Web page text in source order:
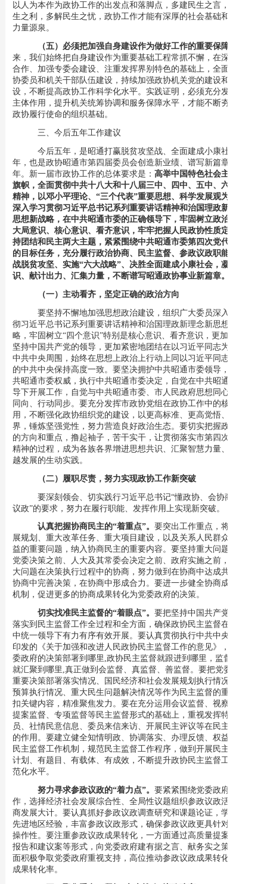
以人为本作为政协工作的出发点和落脚点，多建民生之言，多谋民
生之利，多解民生之忧，政协工作才能有深厚的社会基础和不竭的
力量源泉。
（五）必须把加强自身建设作为做好工作的重要保障。
来，我们始终把自身建设作为重要基础工程常抓不懈，在深化党派
合作、加强专委会建设、注重发挥界别特色的基础上，全面加强政
协委员和机关干部队伍建设，持续加强政协机关党的建设和作风建
设，不断提高政协工作科学化水平。实践证明，必须充分发挥委员
主体作用，提升机关统筹协调和服务保障水平，才能不断夯实人民
政协履行使命的组织基础。
三、今后五年工作建议
今后五年，是昭通打赢脱贫攻坚战、全面建成小康社会的五
年，也是政协昭通市第四届委员会创造新业绩、谱写新篇章的五
年。新一届市政协工作的总体要求是： 高举中国特色社会主义伟大
旗帜，全面贯彻中共十八大和十八届三中、四中、五中、六中全会
精神，以邓小平理论、 “三个代表”重要思想、科学发展观为指导，
深入学习贯彻习近平总书记系列重要讲话精神和治国理政新理念新
思想新战略，在中共昭通市委的正确领导下，牢固树立政治意识、
大局意识、核心意识、看齐意识，牢牢把握人民政协性质定位，坚
持团结和民主两大主题，紧紧围绕中共昭通市委第四次党代会确定
的目标任务，充分履行政治协商、民主监督、参政议政职能，为决
战脱贫攻坚、实施“六大战略”、决胜全面建成小康社会，凝聚共
识、献计出力、汇集力量，不断谱写昭通政协事业新篇章。
（一）主动看齐，坚定正确的政治方向
要坚持不懈地加强思想政治建设，组织广大委员深入学习贯
彻习近平总书记系列重要讲话精神和治国理政新理念新思想新战
略， 牢固树立“四个意识”特别是核心意识、看齐意识，更加自觉地
坚持中国共产党的领导，更加紧密地团结在以习近平同志为核心的
中共中央周围， 始终在思想上政治上行动上同以习近平同志为核心
的中共中央保持高度一致。要坚决拥护中共昭通市委领导，维护中
共昭通市委权威，执行中共昭通市委决定， 自觉在中共昭通市委领
导下开展工作， 自觉与中共昭通市委、市人民政府思想同心、目标
同向、 行动同步。要充分发挥市政协党组在政协工作中的核心作
用，不断强化政协组织党的建设，以更高标准、更高觉悟、更高境
界，锤炼坚强党性，努力营造良好政治生态。要切实把握政协工作
的方向和重点，撸起袖子，苦干实干，让贯彻落实市第四次党代会
精神的过程，成为各族各界增进思想共识、汇聚智慧力量、推动跨
越发展的生动实践。
（二）履职尽责，努力实现政协工作新突破
要深刻领会、切实践行习近平总书记“懂政协、会协商、善
议政”的要求，努力在履行职能、发挥作用上实现新突破。
认真把握协商民主的“着重点”。 要突出工作重点，将重大发
展规划、重大改革任务、重大项目建设，以及关系人民群众切身利
益的重要问题，纳入协商民主的重要内容。要坚持重大问题协商在
党委决策之前、人大及其常委会决定之前、政府实施之前，加强重
大问题在决策执行过程中的协商，努力做到在协商中达成共识，在
协商中完善决策，在协商中形成合力。要进一步健全协商成果转化
机制， 促进更多的协商成果转化为党委政府的决策。
切实找准民主监督的“着眼点”。 要把坚持中国共产党的领导
落实到民主监督工作全过程和全方面，确保政协民主监督在党委集
中统一领导下有力有序有效开展。要认真贯彻执行中共中央办公厅
印发的《关于加强和改进人民政协民主监督工作的意见》，坚持
委政府的决策部署到哪里,政协民主监督就跟进到哪里 ， 监督力量
就汇聚到哪里,真正做到会监督、真监督、善监督。要把党委政府
重要决策部署落实情况、国民经济和社会发展规划执行情况、财政
预算执行情况、重大民生问题解决情况等作为民主监督的重点，紧
扣关键内容，精准聚焦发力。要在充分运用会议监督、视察监督、
提案监督、专项监督等民主监督形式的基础上，重视发挥特约监督
员、社情民意信息、委员来信来访、开展民主评议等在民主监督中
的作用。要建立健全知情明政、协调落实、办理反馈、权益保障等
民主监督工作机制，规范民主监督工作程序，做到开展民主监督有
计划、有题目、有载体、有成效，不断提升政协民主监督工作的规
范化水平。
努力寻求参政议政的“着力点”。 要紧紧围绕党委政府中心工
作，选择经济社会发展综合性、全局性议题组织参政议政活动，共
商发展大计。要认真抓好参政议政调查研究和课题论证，学习借鉴
先进地区经验，丰富参政议政形式，确保参政议政更具针对性和可
操作性。要注重参政议政成果转化，一方面通过高质量提案、调研
报告和建议案等形式，向党委政府建有据之言、献务实之策，一方
面积极争取党委政府重视支持，高位推动参政议政成果转化，提升
成果转化率。